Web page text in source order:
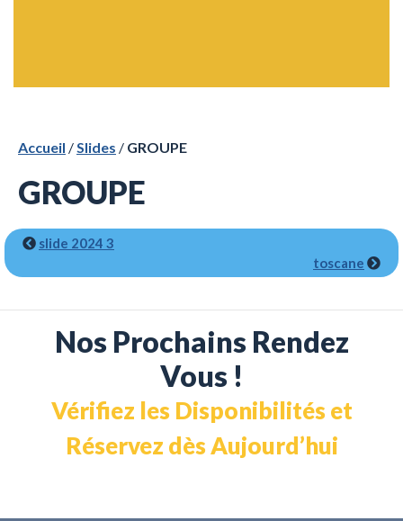
Accueil /Slides / GROUPE
GROUPE
slide 2024 3
toscane
Nos Prochains Rendez
Vous !
Vérifiez les Disponibilités et
Réservez dès Aujourd’hui